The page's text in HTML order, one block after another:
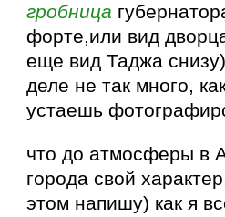
гробница
форте,или вид
еще вид Таджа
деле не так много,
устаешь
что до атмосферы в
города свой
этом напишу) как я